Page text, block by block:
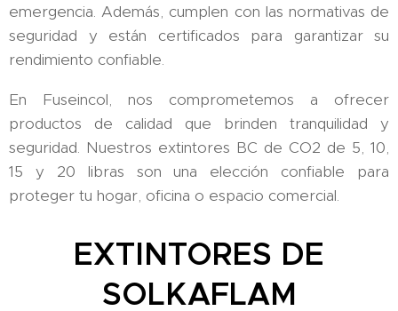
emergencia. Además, cumplen con las normativas de
seguridad y están certificados para garantizar su
rendimiento confiable.
En Fuseincol, nos comprometemos a ofrecer
productos de calidad que brinden tranquilidad y
seguridad. Nuestros extintores BC de CO2 de 5, 10,
15 y 20 libras son una elección confiable para
proteger tu hogar, oficina o espacio comercial.
EXTINTORES DE
SOLKAFLAM